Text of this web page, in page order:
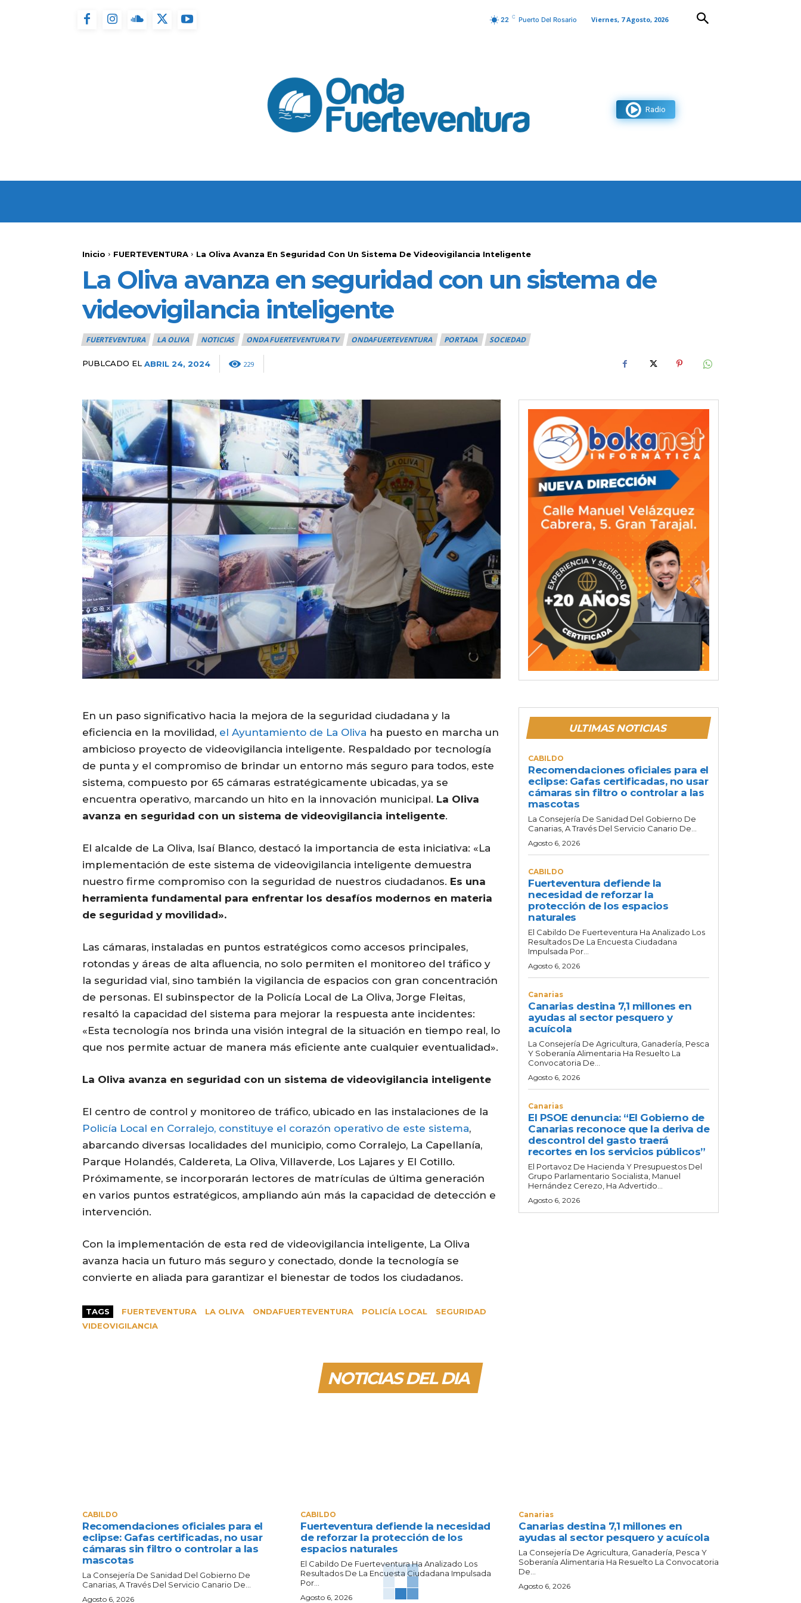
22 C Puerto Del Rosario Viernes, 7 Agosto, 2026
Radio
Inicio FUERTEVENTURA La Oliva Avanza En Seguridad Con Un Sistema De Videovigilancia Inteligente
La Oliva avanza en seguridad con un sistema de
videovigilancia inteligente
FUERTEVENTURA LA OLIVA NOTICIAS ONDA FUERTEVENTURA TV ONDAFUERTEVENTURA PORTADA SOCIEDAD
PUBLCADO EL ABRIL 24, 2024 229
En un paso significativo hacia la mejora de la seguridad ciudadana y la
eficiencia en la movilidad, el Ayuntamiento de La Oliva ha puesto en marcha un
ambicioso proyecto de videovigilancia inteligente. Respaldado por tecnología
de punta y el compromiso de brindar un entorno más seguro para todos, este
sistema, compuesto por 65 cámaras estratégicamente ubicadas, ya se
encuentra operativo, marcando un hito en la innovación municipal. La Oliva
avanza en seguridad con un sistema de videovigilancia inteligente.
El alcalde de La Oliva, Isaí Blanco, destacó la importancia de esta iniciativa: «La
implementación de este sistema de videovigilancia inteligente demuestra
nuestro firme compromiso con la seguridad de nuestros ciudadanos. Es una
herramienta fundamental para enfrentar los desafíos modernos en materia
de seguridad y movilidad».
Las cámaras, instaladas en puntos estratégicos como accesos principales,
rotondas y áreas de alta afluencia, no solo permiten el monitoreo del tráfico y
la seguridad vial, sino también la vigilancia de espacios con gran concentración
de personas. El subinspector de la Policía Local de La Oliva, Jorge Fleitas,
resaltó la capacidad del sistema para mejorar la respuesta ante incidentes:
«Esta tecnología nos brinda una visión integral de la situación en tiempo real, lo
que nos permite actuar de manera más eficiente ante cualquier eventualidad».
La Oliva avanza en seguridad con un sistema de videovigilancia inteligente
El centro de control y monitoreo de tráfico, ubicado en las instalaciones de la
Policía Local en Corralejo, constituye el corazón operativo de este sistema,
abarcando diversas localidades del municipio, como Corralejo, La Capellanía,
Parque Holandés, Caldereta, La Oliva, Villaverde, Los Lajares y El Cotillo.
Próximamente, se incorporarán lectores de matrículas de última generación
en varios puntos estratégicos, ampliando aún más la capacidad de detección e
intervención.
Con la implementación de esta red de videovigilancia inteligente, La Oliva
avanza hacia un futuro más seguro y conectado, donde la tecnología se
convierte en aliada para garantizar el bienestar de todos los ciudadanos.
TAGS FUERTEVENTURA LA OLIVA ONDAFUERTEVENTURA POLICÍA LOCAL
SEGURIDAD
VIDEOVIGILANCIA
ULTIMAS NOTICIAS
CABILDO
Recomendaciones oficiales para el
eclipse: Gafas certificadas, no usar
cámaras sin filtro o controlar a las
mascotas
La Consejería De Sanidad Del Gobierno De
Canarias, A Través Del Servicio Canario De...
Agosto 6, 2026
CABILDO
Fuerteventura defiende la
necesidad de reforzar la
protección de los espacios
naturales
El Cabildo De Fuerteventura Ha Analizado Los
Resultados De La Encuesta Ciudadana
Impulsada Por...
Agosto 6, 2026
Canarias
Canarias destina 7,1 millones en
ayudas al sector pesquero y
acuícola
La Consejería De Agricultura, Ganadería, Pesca
Y Soberanía Alimentaria Ha Resuelto La
Convocatoria De...
Agosto 6, 2026
Canarias
El PSOE denuncia: “El Gobierno de
Canarias reconoce que la deriva de
descontrol del gasto traerá
recortes en los servicios públicos”
El Portavoz De Hacienda Y Presupuestos Del
Grupo Parlamentario Socialista, Manuel
Hernández Cerezo, Ha Advertido...
Agosto 6, 2026
NOTICIAS DEL DIA
CABILDO
Recomendaciones oficiales para el
eclipse: Gafas certificadas, no usar
cámaras sin filtro o controlar a las
mascotas
La Consejería De Sanidad Del Gobierno De
Canarias, A Través Del Servicio Canario De...
Agosto 6, 2026
CABILDO
Fuerteventura defiende la necesidad
de reforzar la protección de los
espacios naturales
El Cabildo De Fuerteventura Ha Analizado Los
Resultados De La Encuesta Ciudadana Impulsada
Por...
Agosto 6, 2026
Canarias
Canarias destina 7,1 millones en
ayudas al sector pesquero y acuícola
La Consejería De Agricultura, Ganadería, Pesca Y
Soberanía Alimentaria Ha Resuelto La Convocatoria
De...
Agosto 6, 2026